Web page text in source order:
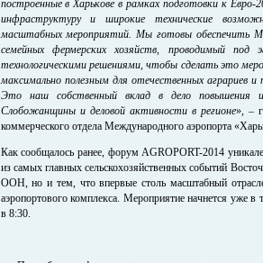
построенные в Харькове в рамках подготовки к
инфраструктуру и широкие технические
масштабных мероприятий. Мы готовы обеспечить
семейных фермерских хозяйств, проводимый
технологическими решениями, чтобы сделать это
максимально полезным для отечественных аграриев
Это наш собственный вклад в дело повышения
Слобожанщины и деловой активности в регионе», –
коммерческого отдела Международного аэропорта
Как сообщалось ранее, форум AGROPORT-2014
из самых главных сельскохозяйственных событий
ООН, но и тем, что впервые столь масштабный
аэропортового комплекса. Мероприятие начнется уже в
в 8:30.